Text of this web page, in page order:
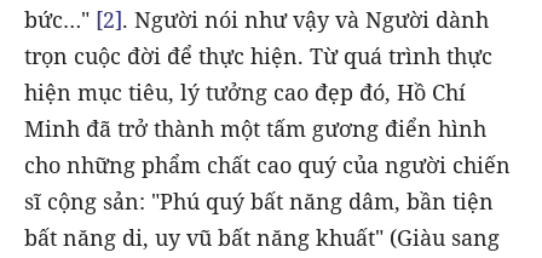
bức…" [2]. Người nói như vậy và Người dành
trọn cuộc đời để thực hiện. Từ quá trình thực
hiện mục tiêu, lý tưởng cao đẹp đó, Hồ Chí
Minh đã trở thành một tấm gương điển hình
cho những phẩm chất cao quý của người chiến
sĩ cộng sản: "Phú quý bất năng dâm, bần tiện
bất năng di, uy vũ bất năng khuất" (Giàu sang